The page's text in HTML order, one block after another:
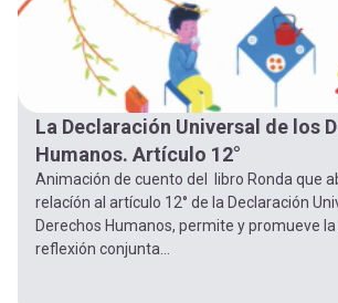
La Declaración Universal de los
Humanos. Artículo 12°
Animación de cuento del libro Ronda que
relacíón al artículo 12° de la Declaración
Derechos Humanos, permite y promueve
reflexión conjunta...